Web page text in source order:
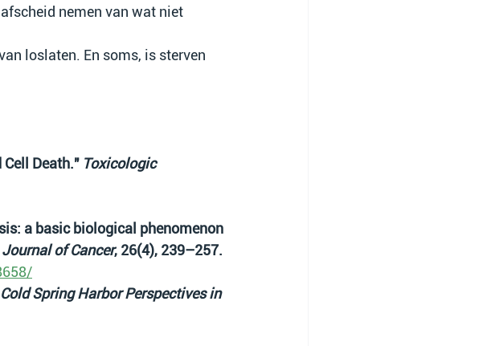
nemen van wat niet
loslaten. En soms, is sterven
Cell Death." Toxicologic
a basic biological phenomenon
of Cancer, 26(4), 239–257.
Cold Spring Harbor Perspectives in